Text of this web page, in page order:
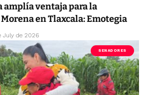
amplía ventaja para la
en Tlaxcala: Emotegia
July de 2026
SENADORES